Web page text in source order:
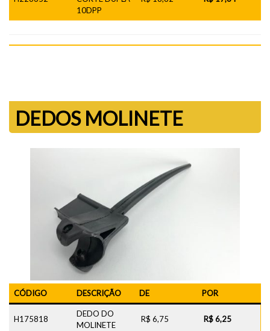
10DPP
DEDOS MOLINETE
CÓDIGO DESCRIÇÃO DE POR
H175818
DEDO DO
MOLINETE
R$ 6,75 R$ 6,25